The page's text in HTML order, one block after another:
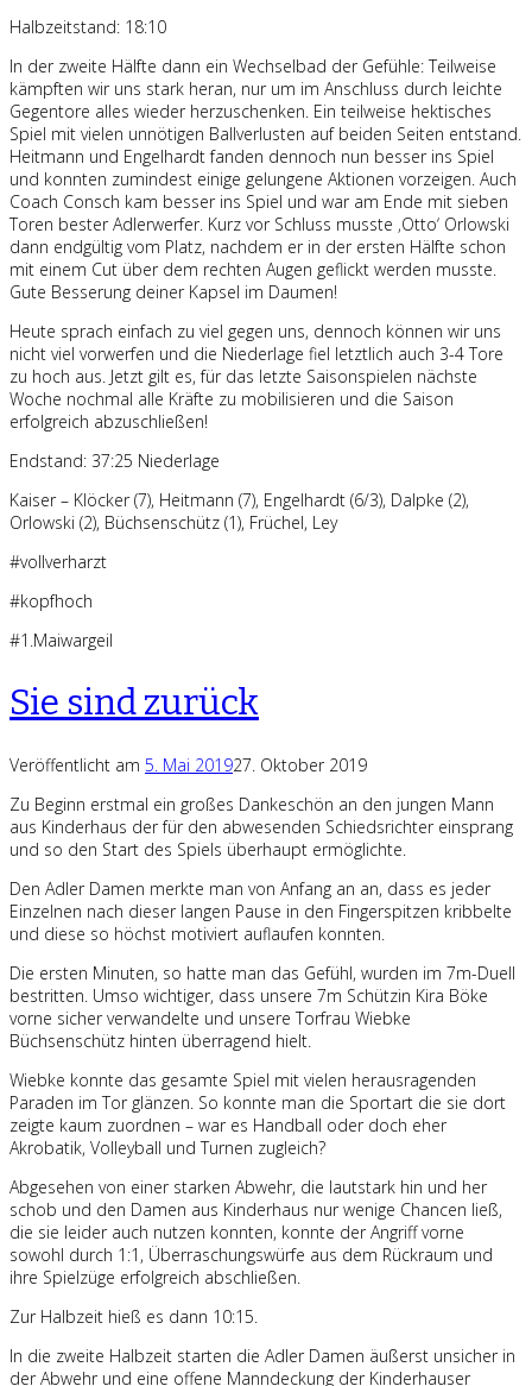
Halbzeitstand: 18:10
In der zweite Hälfte dann ein Wechselbad der Gefühle: Teilweise
kämpften wir uns stark heran, nur um im Anschluss durch leichte
Gegentore alles wieder herzuschenken. Ein teilweise hektisches
Spiel mit vielen unnötigen Ballverlusten auf beiden Seiten entstand.
Heitmann und Engelhardt fanden dennoch nun besser ins Spiel
und konnten zumindest einige gelungene Aktionen vorzeigen. Auch
Coach Consch kam besser ins Spiel und war am Ende mit sieben
Toren bester Adlerwerfer. Kurz vor Schluss musste ‚Otto‘ Orlowski
dann endgültig vom Platz, nachdem er in der ersten Hälfte schon
mit einem Cut über dem rechten Augen geflickt werden musste.
Gute Besserung deiner Kapsel im Daumen!
Heute sprach einfach zu viel gegen uns, dennoch können wir uns
nicht viel vorwerfen und die Niederlage fiel letztlich auch 3-4 Tore
zu hoch aus. Jetzt gilt es, für das letzte Saisonspielen nächste
Woche nochmal alle Kräfte zu mobilisieren und die Saison
erfolgreich abzuschließen!
Endstand: 37:25 Niederlage
Kaiser – Klöcker (7), Heitmann (7), Engelhardt (6/3), Dalpke (2),
Orlowski (2), Büchsenschütz (1), Früchel, Ley
#vollverharzt
#kopfhoch
#1.Maiwargeil
Sie sind zurück
Veröffentlicht am 5. Mai 201927. Oktober 2019
Zu Beginn erstmal ein großes Dankeschön an den jungen Mann
aus Kinderhaus der für den abwesenden Schiedsrichter einsprang
und so den Start des Spiels überhaupt ermöglichte.
Den Adler Damen merkte man von Anfang an an, dass es jeder
Einzelnen nach dieser langen Pause in den Fingerspitzen kribbelte
und diese so höchst motiviert auflaufen konnten.
Die ersten Minuten, so hatte man das Gefühl, wurden im 7m-Duell
bestritten. Umso wichtiger, dass unsere 7m Schützin Kira Böke
vorne sicher verwandelte und unsere Torfrau Wiebke
Büchsenschütz hinten überragend hielt.
Wiebke konnte das gesamte Spiel mit vielen herausragenden
Paraden im Tor glänzen. So konnte man die Sportart die sie dort
zeigte kaum zuordnen – war es Handball oder doch eher
Akrobatik, Volleyball und Turnen zugleich?
Abgesehen von einer starken Abwehr, die lautstark hin und her
schob und den Damen aus Kinderhaus nur wenige Chancen ließ,
die sie leider auch nutzen konnten, konnte der Angriff vorne
sowohl durch 1:1, Überraschungswürfe aus dem Rückraum und
ihre Spielzüge erfolgreich abschließen.
Zur Halbzeit hieß es dann 10:15.
In die zweite Halbzeit starten die Adler Damen äußerst unsicher in
der Abwehr und eine offene Manndeckung der Kinderhauser